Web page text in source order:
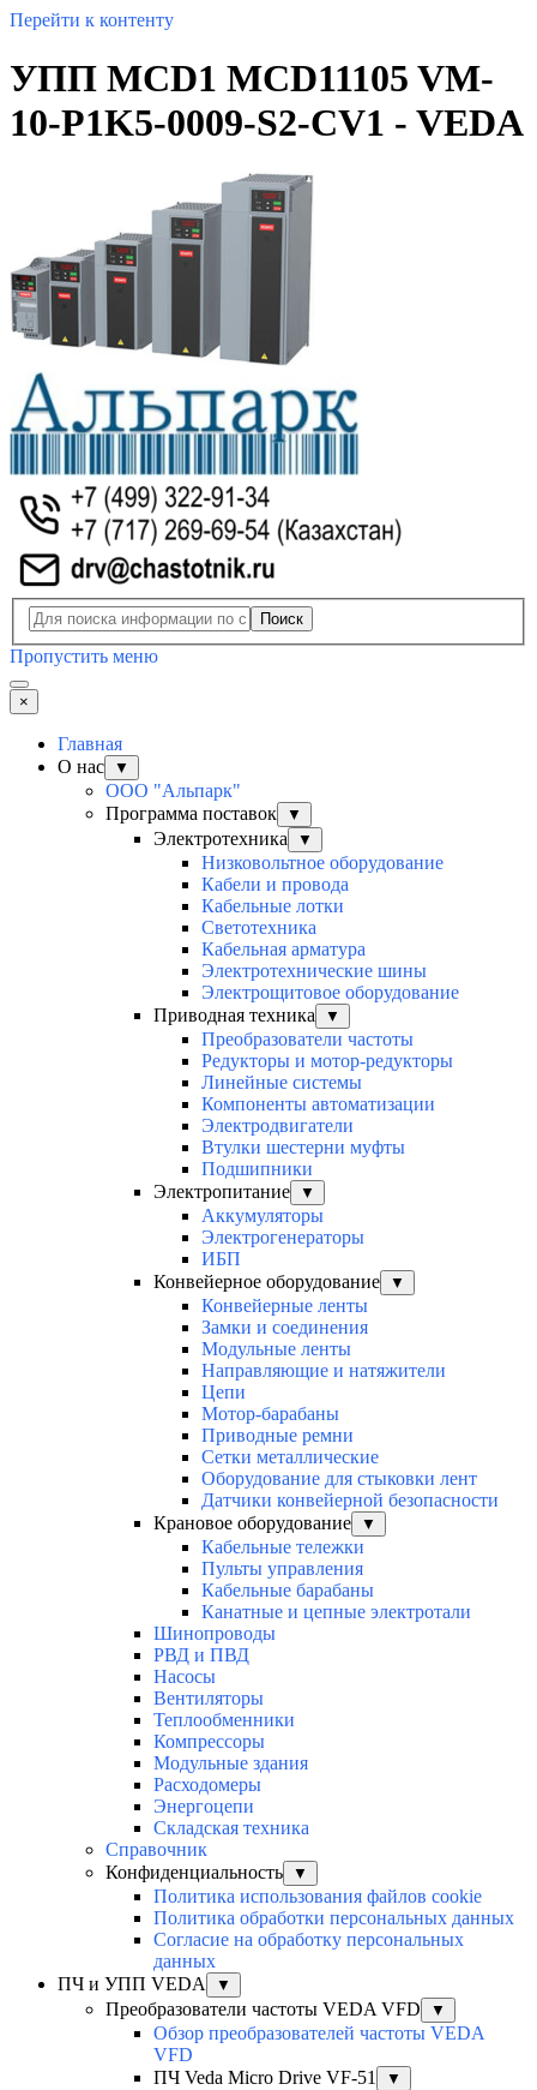
Перейти к контенту
УПП MCD1 MCD11105 VM-
10-P1K5-0009-S2-CV1 - VEDA
Поиск
Пропустить меню
×
Главная
О нас
▼
ООО "Альпарк"
Программа поставок
▼
Электротехника ▼
Низковольтное оборудование
Кабели и провода
Кабельные лотки
Светотехника
Кабельная арматура
Электротехнические шины
Электрощитовое оборудование
Приводная техника
▼
Преобразователи частоты
Редукторы и мотор-редукторы
Линейные системы
Компоненты автоматизации
Электродвигатели
Втулки шестерни муфты
Подшипники
Электропитание
▼
Аккумуляторы
Электрогенераторы
ИБП
Конвейерное оборудование
▼
Конвейерные ленты
Замки и соединения
Модульные ленты
Направляющие и натяжители
Цепи
Мотор-барабаны
Приводные ремни
Сетки металлические
Оборудование для стыковки лент
Датчики конвейерной безопасности
Крановое оборудование
▼
Кабельные тележки
Пульты управления
Кабельные барабаны
Канатные и цепные электротали
Шинопроводы
РВД и ПВД
Насосы
Вентиляторы
Теплообменники
Компрессоры
Модульные здания
Расходомеры
Энергоцепи
Складская техника
Справочник
Конфиденциальность
▼
Политика использования файлов cookie
Политика обработки персональных данных
Согласие на обработку персональных
данных
ПЧ и УПП VEDA
▼
Преобразователи частоты VEDA VFD ▼
Обзор преобразователей частоты VEDA
VFD
ПЧ Veda Micro Drive VF-51
▼